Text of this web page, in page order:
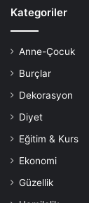
Kategoriler
Anne-Çocuk
Burçlar
Dekorasyon
Diyet
Eğitim & Kurs
Ekonomi
Güzellik